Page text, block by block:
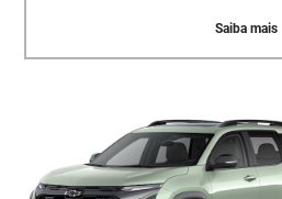
Saiba mais